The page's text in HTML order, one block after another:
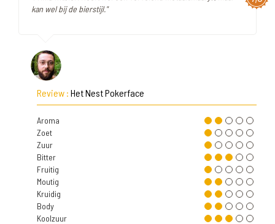
kan wel bij de bierstijl."
Review : Het Nest Pokerface
Aroma
Zoet
Zuur
Bitter
Fruitig
Moutig
Kruidig
Body
Koolzuur